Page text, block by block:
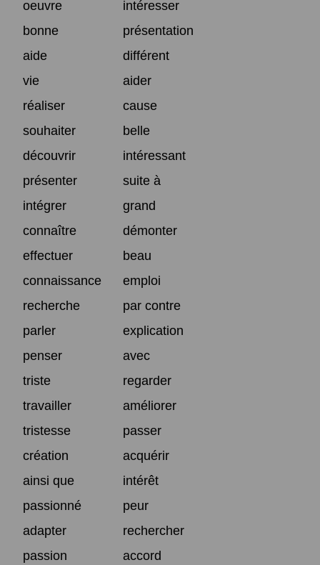
oeuvre
intéresser
bonne
présentation
aide
différent
vie
aider
réaliser
cause
souhaiter
belle
découvrir
intéressant
présenter
suite à
intégrer
grand
connaître
démonter
effectuer
beau
connaissance
emploi
recherche
par contre
parler
explication
penser
avec
triste
regarder
travailler
améliorer
tristesse
passer
création
acquérir
ainsi que
intérêt
passionné
peur
adapter
rechercher
passion
accord